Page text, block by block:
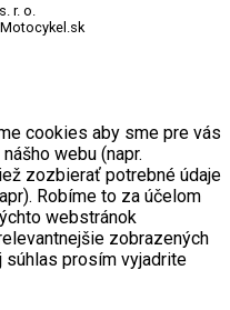
r. o.
cookies aby sme pre vás
webu (napr.
zozbierať potrebné údaje
Robíme to za účelom
webstránok
zobrazených
súhlas prosím vyjadrite